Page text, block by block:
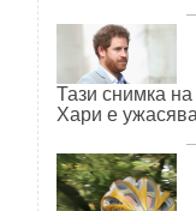
Тази снимка
Хари е